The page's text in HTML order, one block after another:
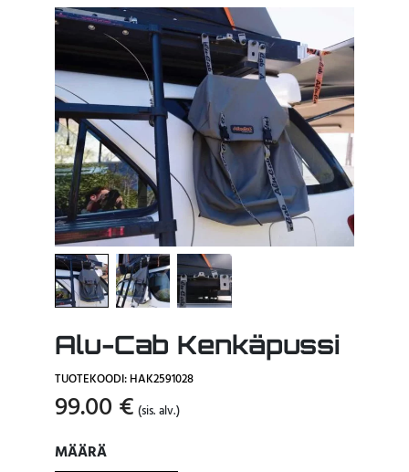
Alu-Cab Kenkäpussi
TUOTEKOODI: HAK2591028
99.00 € (sis. alv.)
MÄÄRÄ
MÄÄRÄ